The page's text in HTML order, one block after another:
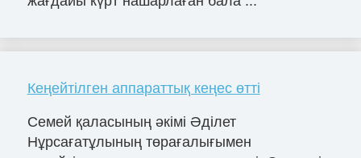
Кеңейтілген аппараттық кеңес өтті
Семей қаласының әкімі Әділет
Нұрсағатұлының төрағалығымен